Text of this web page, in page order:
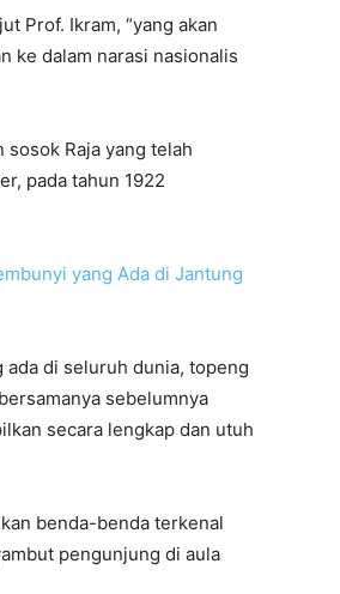
Prof. Ikram, “yang akan
ke dalam narasi nasionalis
Raja yang telah
pada tahun 1922
yang Ada di Jantung
ada di seluruh dunia, topeng
sebelumnya
secara lengkap dan utuh
benda-benda terkenal
pengunjung di aula